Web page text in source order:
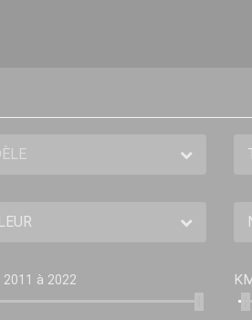
2011 à 2022